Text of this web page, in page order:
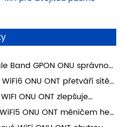
Band GPON ONU správnou
a nákladově efektivní
ONU ONT přetváří sítě s
přístupu?
ONU ONT zlepšuje
ONU ONT měničem her
sítě?